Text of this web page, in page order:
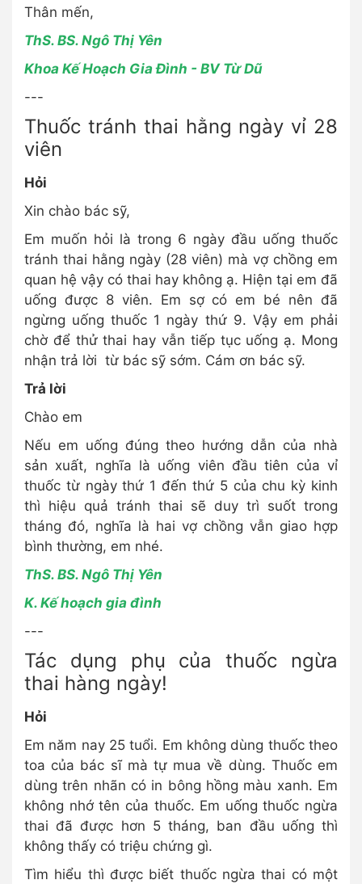
Thân mến,
ThS. BS. Ngô Thị Yên
Khoa Kế Hoạch Gia Đình - BV Từ Dũ
---
Thuốc tránh thai hằng ngày vỉ 28
viên
Hỏi
Xin chào bác sỹ,
Em muốn hỏi là trong 6 ngày đầu uống thuốc
tránh thai hằng ngày (28 viên) mà vợ chồng em
quan hệ vậy có thai hay không ạ. Hiện tại em đã
uống được 8 viên. Em sợ có em bé nên đã
ngừng uống thuốc 1 ngày thứ 9. Vậy em phải
chờ để thử thai hay vẫn tiếp tục uống ạ. Mong
nhận trả lời từ bác sỹ sớm. Cám ơn bác sỹ.
Trả lời
Chào em
Nếu em uống đúng theo hướng dẫn của nhà
sản xuất, nghĩa là uống viên đầu tiên của vỉ
thuốc từ ngày thứ 1 đến thứ 5 của chu kỳ kinh
thì hiệu quả tránh thai sẽ duy trì suốt trong
tháng đó, nghĩa là hai vợ chồng vẫn giao hợp
bình thường, em nhé.
ThS. BS. Ngô Thị Yên
K. Kế hoạch gia đình
---
Tác dụng phụ của thuốc ngừa
thai hàng ngày!
Hỏi
Em năm nay 25 tuổi. Em không dùng thuốc theo
toa của bác sĩ mà tự mua về dùng. Thuốc em
dùng trên nhãn có in bông hồng màu xanh. Em
không nhớ tên của thuốc. Em uống thuốc ngừa
thai đã được hơn 5 tháng, ban đầu uống thì
không thấy có triệu chứng gì.
Tìm hiểu thì được biết thuốc ngừa thai có một